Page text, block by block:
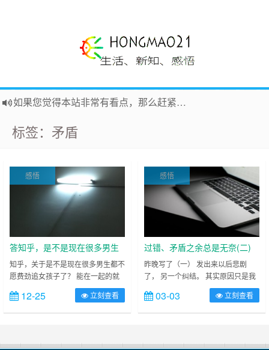
如果您觉得本站非常有看点，那么赶紧使用Ctrl+D 收藏吧
声明~
关于本站没有电子公告服务说明-20180517
由、开放、互 助分享的互联网精神
标签：矛盾
感悟
答知乎，是不是现在很多男生
都不愿费劲追女孩子了？
知乎，关于是不是现在很多男生都不
愿费劲追女孩子了？ 能在一起的就
自然在一起。男生是不是不太愿意花
心思追女生了。我的回答如下：
————————————————̵
12-25 立刻查看
感悟
过错、矛盾之余总是无奈(二)
♫
昨晚写了（一） 发出来以后悲剧
了， 另一个纠结。 其实原因只是我
不想再提玉镯。 第一次的手艺总是
惨不忍睹 带着幽怨怎么可能会圆滑
言多必失， 话多了也容易自相矛
最怕问是关系 微妙之余总是无奈
03-03 立刻查看